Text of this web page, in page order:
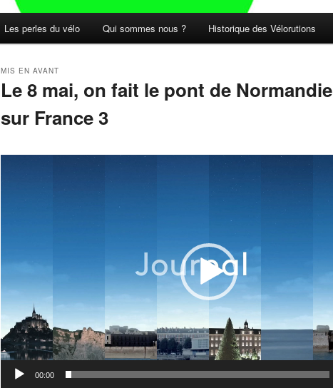
Les perles du vélo Qui sommes nous ? Historique des Vélorutions
Le 8 mai, on fait le pont de Normandie
sur France 3
MIS EN AVANT
00:00